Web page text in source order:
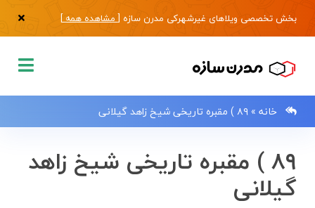
بخش تخصصی ویلاهای غیرشهرکی مدرن سازه [مشاهده همه]
خانه» ۸۹ ) مقبره تاریخی شیخ زاهد گیلانی
۸۹ ) مقبره تاریخی شیخ زاهد
گیلانی
0133483